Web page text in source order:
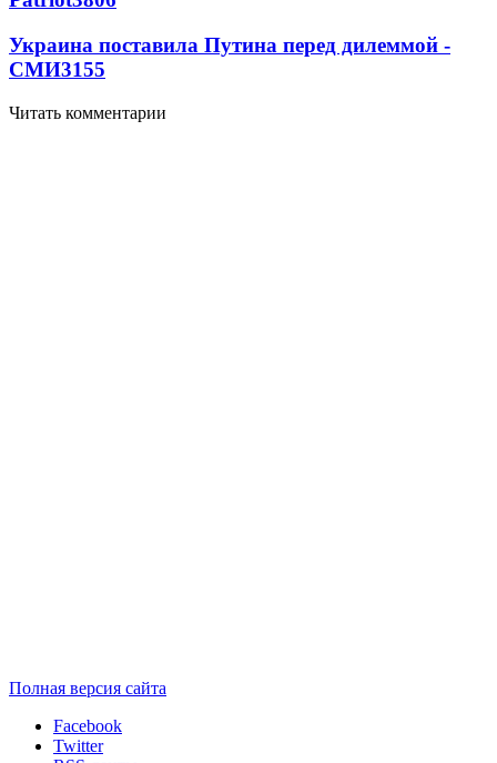
Украина поставила Путина перед дилеммой -
СМИ3155
Читать комментарии
Полная версия сайта
Facebook
Twitter